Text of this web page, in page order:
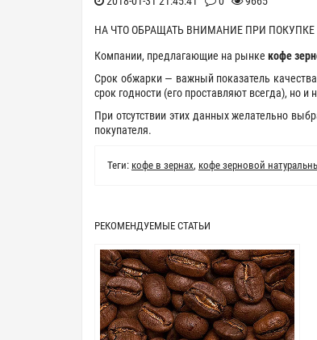
НА ЧТО ОБРАЩАТЬ ВНИМАНИЕ ПРИ ПОКУПКЕ
Компании, предлагающие на рынке кофе
Срок обжарки — важный показатель
срок годности (его проставляют всегда), но и
При отсутствии этих данных желательно
покупателя.
Теги: кофе в зернах, кофе зерновой
РЕКОМЕНДУЕМЫЕ СТАТЬИ